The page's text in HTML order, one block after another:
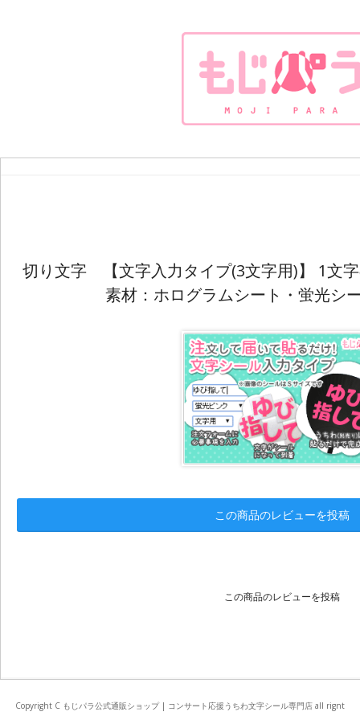
切り文字 【文字入力タイプ(3文字用)】 1文
素材：ホログラムシート・蛍光シ
この商品のレビューを投稿
この商品のレビューを投稿
Copyright C もじパラ公式通販ショップ | コンサート応援うちわ文字シール専門店 all rignt